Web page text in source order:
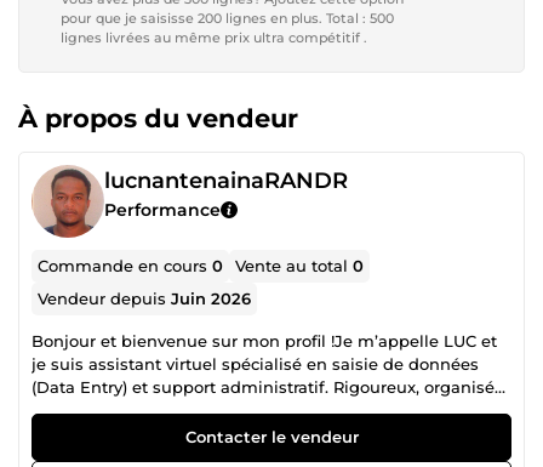
pour que je saisisse 200 lignes en plus. Total : 500
lignes livrées au même prix ultra compétitif .
À propos du vendeur
lucnantenainaRANDR
Performance
Commande en cours0 Vente au total0
Vendeur depuisJuin 2026
Bonjour et bienvenue sur mon profil !Je m’appelle LUC et
je suis assistant virtuel spécialisé en saisie de données
(Data Entry) et support administratif. Rigoureux, organisé
et très à l'aise avec les outils informatiques, je vous aide à
vous libérer des tâches répétitives et chronophages pour
vous faire gagner un temps précieux. Mes compétences
Contacter le vendeur